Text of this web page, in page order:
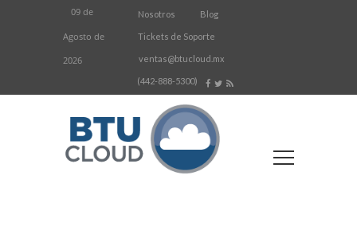
09 de
Agosto de
2026
Nosotros Blog
Tickets de Soporte
ventas@btucloud.mx
(442-888-5300)